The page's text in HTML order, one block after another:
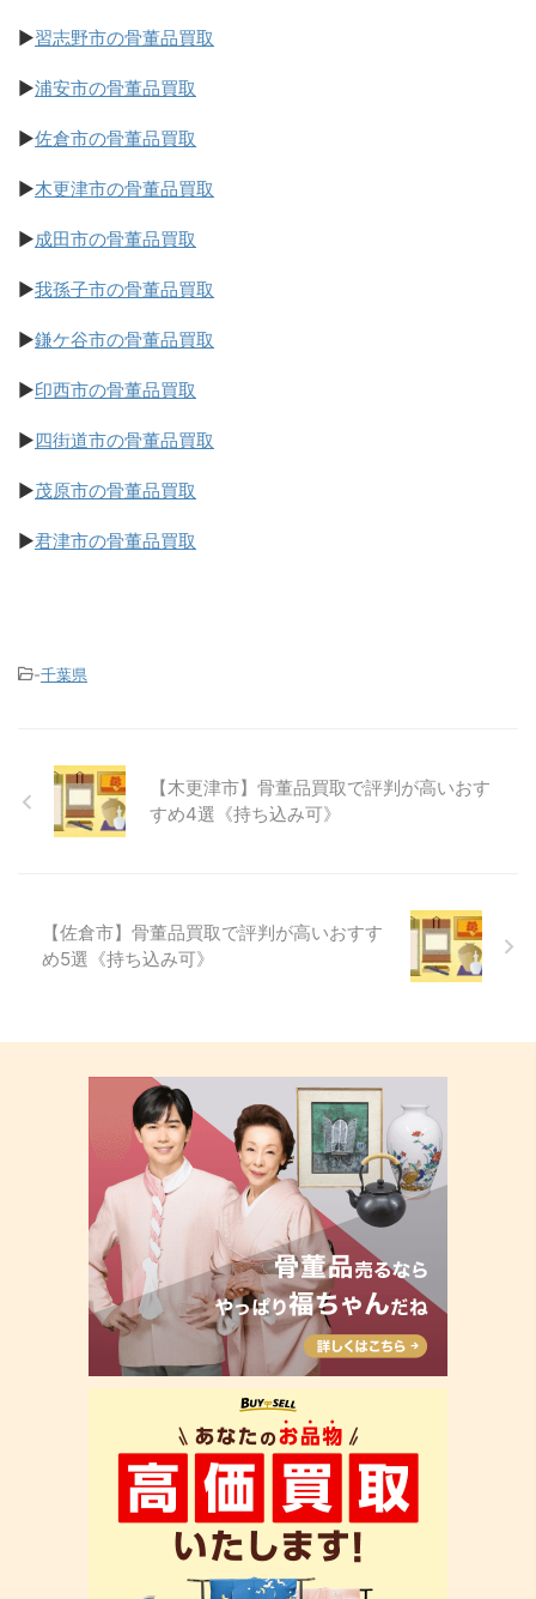
▶習志野市の骨董品買取
▶浦安市の骨董品買取
▶佐倉市の骨董品買取
▶木更津市の骨董品買取
▶成田市の骨董品買取
▶我孫子市の骨董品買取
▶鎌ケ谷市の骨董品買取
▶印西市の骨董品買取
▶四街道市の骨董品買取
▶茂原市の骨董品買取
▶君津市の骨董品買取
-千葉県
【木更津市】骨董品買取で評判が高いおす
すめ4選《持ち込み可》
【佐倉市】骨董品買取で評判が高いおすす
め5選《持ち込み可》